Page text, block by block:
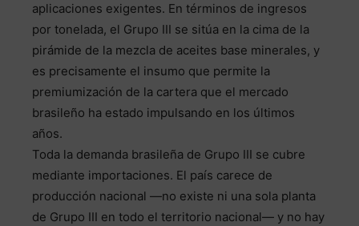
aplicaciones exigentes. En términos de ingresos
por tonelada, el Grupo III se sitúa en la cima de la
pirámide de la mezcla de aceites base minerales, y
es precisamente el insumo que permite la
premiumización de la cartera que el mercado
brasileño ha estado impulsando en los últimos
años.
Toda la demanda brasileña de Grupo III se cubre
mediante importaciones. El país carece de
producción nacional —no existe ni una sola planta
de Grupo III en todo el territorio nacional— y no hay